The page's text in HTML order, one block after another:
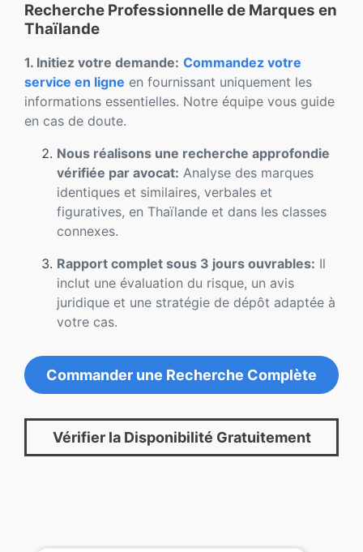
Recherche Professionnelle de Marques en
Thaïlande
1. Initiez votre demande: Commandez votre
service en ligne en fournissant uniquement les
informations essentielles. Notre équipe vous guide
en cas de doute.
Nous réalisons une recherche approfondie
vérifiée par avocat: Analyse des marques
identiques et similaires, verbales et
figuratives, en Thaïlande et dans les classes
connexes.
Rapport complet sous 3 jours ouvrables: Il
inclut une évaluation du risque, un avis
juridique et une stratégie de dépôt adaptée à
votre cas.
Commander une Recherche Complète
Vérifier la Disponibilité Gratuitement